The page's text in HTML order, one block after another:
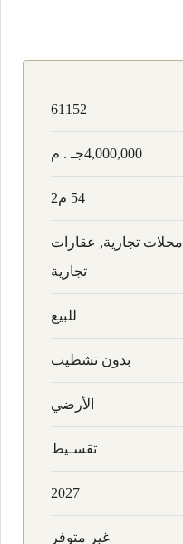
61152
4,000,000جـ . م
54 م2
محلات تجارية, عقارات
تجارية
للبيع
بدون تشطيب
الأرضي
تقسـيط
2027
غير متوفر